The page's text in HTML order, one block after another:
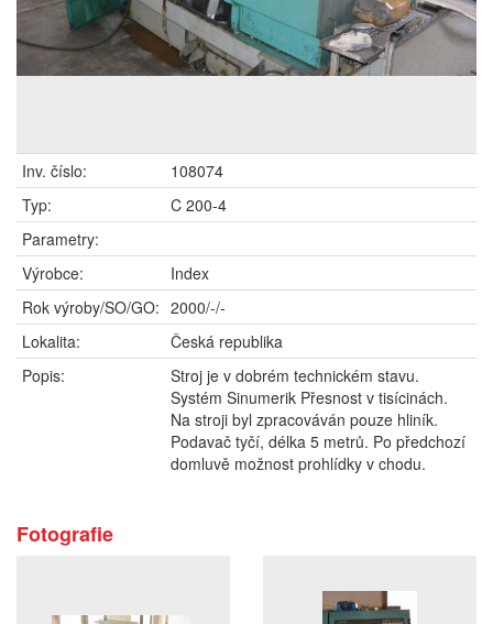
Inv. číslo:
108074
Typ:
C 200-4
Parametry:
Výrobce:
Index
Rok výroby/SO/GO: 2000/-/-
Lokalita:
Česká republika
Popis:
Stroj je v dobrém technickém stavu.
Systém Sinumerik Přesnost v tisícinách.
Na stroji byl zpracováván pouze hliník.
Podavač tyčí, délka 5 metrů. Po předchozí
domluvě možnost prohlídky v chodu.
Fotografie